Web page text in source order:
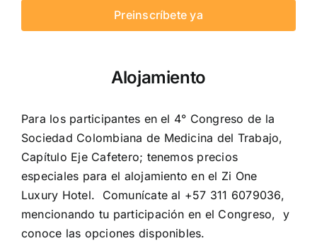
Preinscríbete ya
Alojamiento
Para los participantes en el 4° Congreso de la
Sociedad Colombiana de Medicina del Trabajo,
Capítulo Eje Cafetero; tenemos precios
especiales para el alojamiento en el Zi One
Luxury Hotel. Comunícate al +57 311 6079036,
mencionando tu participación en el Congreso, y
conoce las opciones disponibles.